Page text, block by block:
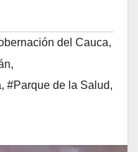
del Cauca,
,
, #Parque de la Salud,